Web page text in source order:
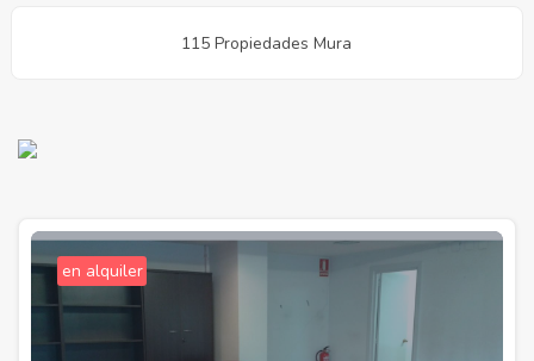
115 Propiedades Mura
en alquiler